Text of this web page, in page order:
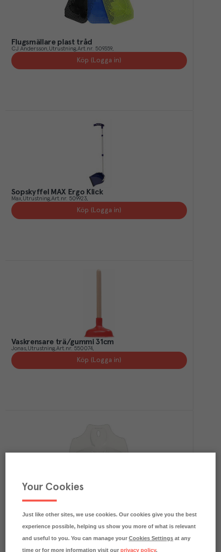
Flugsmällare plast tråd
CJ Andersson Utrustning Art.nr. 509359
Köp (Logga in)
Sopskyffel MAX Ergo Klick
Max Utrustning Art.nr. 509923
Köp (Logga in)
Vaskrensare trä/gummi 31cm
Jonas Utrustning Art.nr. 550074
Köp (Logga in)
Slaskskrapa plast 18cm
Jonas Utrustning Art.nr.
Your Cookies
Just like other sites, we use cookies. Our cookies give you the best
experience possible, helping us show you more of what is relevant
and useful to you. You can manage yourCookies Settings at any
time or for more information visit ourprivacy policy.